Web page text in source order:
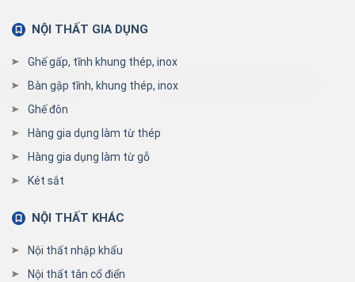
NỘI THẤT GIA DỤNG
Ghế gấp, tĩnh khung thép, inox
Bàn gập tĩnh, khung thép, inox
Ghế đôn
Hàng gia dụng làm từ thép
Hàng gia dụng làm từ gỗ
Két sắt
NỘI THẤT KHÁC
Nội thất nhập khẩu
Nội thất tân cổ điển